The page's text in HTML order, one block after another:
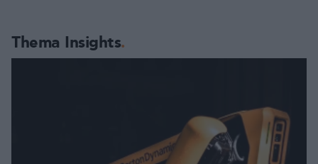
Thema Insights